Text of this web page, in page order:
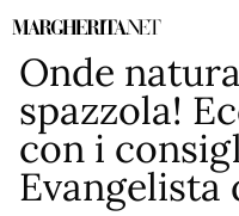
Vai
contenuto
Onde
spazzola!
con i
Evangelista